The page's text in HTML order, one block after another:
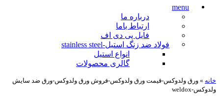
menu
درباره ما
ارتباط باما
فایل پی دی اف
فولاد ضد زنگ استیل-stainless steel
انواع استیل
گالری محصولات
خانه » ورق ولدوکس-قیمت ورق ولدوکس-فروش ورق ولدوکس-ورق ضد سایش
ولدوکس-weldox